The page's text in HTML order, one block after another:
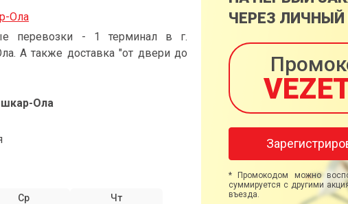
Ола
перевозки - 1 терминал в г.
А также доставка "от двери до
Ола
Ср
Чт
ЧЕРЕЗ ЛИЧНЫЙ
* Промокодом можно
суммируется с другими
въезда.